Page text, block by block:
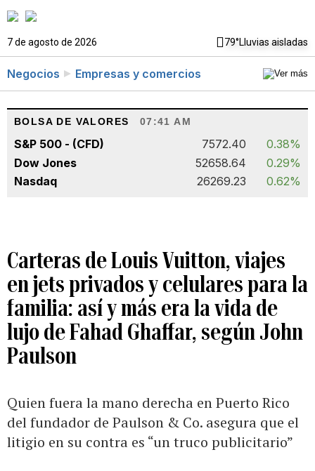
7 de agosto de 2026 79°Lluvias aisladas
Negocios Empresas y comercios
BOLSA DE VALORES 07:41 AM
S&P 500 - (CFD) 7572.40
0.38%
Dow Jones
52658.64
0.29%
Nasdaq
26269.23 0.62%
Carteras de Louis Vuitton, viajes
en jets privados y celulares para la
familia: así y más era la vida de
lujo de Fahad Ghaffar, según John
Paulson
Quien fuera la mano derecha en Puerto Rico
del fundador de Paulson & Co. asegura que el
litigio en su contra es “un truco publicitario”